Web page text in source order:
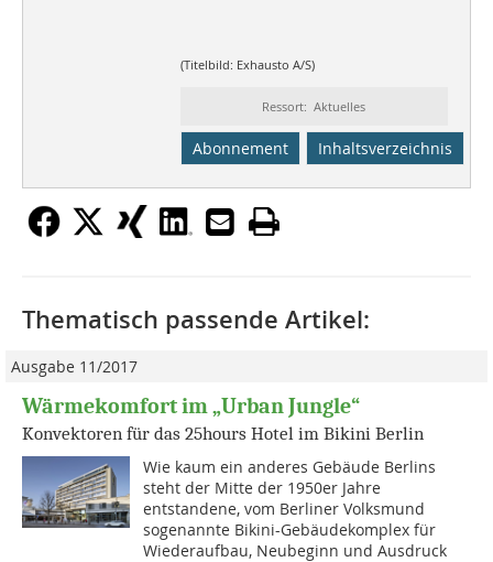
(Titelbild: Exhausto A/S)
Ressort: Aktuelles
Abonnement Inhaltsverzeichnis
Thematisch passende Artikel:
Ausgabe 11/2017
Wärmekomfort im „Urban Jungle“
Konvektoren für das 25hours Hotel im Bikini Berlin
Wie kaum ein anderes Gebäude Berlins
steht der Mitte der 1950er Jahre
entstandene, vom Berliner Volksmund
sogenannte Bikini-Gebäude­komplex für
Wiederaufbau, Neubeginn und Ausdruck